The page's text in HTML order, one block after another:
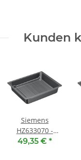
Kunden
Siemens
HZ633070 -
Profi-Pfanne mit
49,35 € *